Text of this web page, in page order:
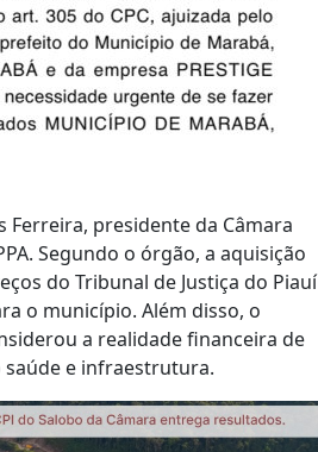
presidente da Câmara
Segundo o órgão, a aquisição
do Tribunal de Justiça do Piauí
o município. Além disso, o
a realidade financeira de
saúde e infraestrutura.